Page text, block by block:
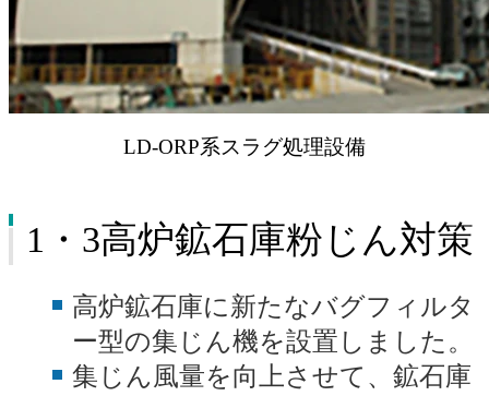
LD-ORP系スラグ処理設備
1・3高炉鉱石庫粉じん対策
高炉鉱石庫に新たなバグフィルタ
ー型の集じん機を設置しました。
集じん風量を向上させて、鉱石庫